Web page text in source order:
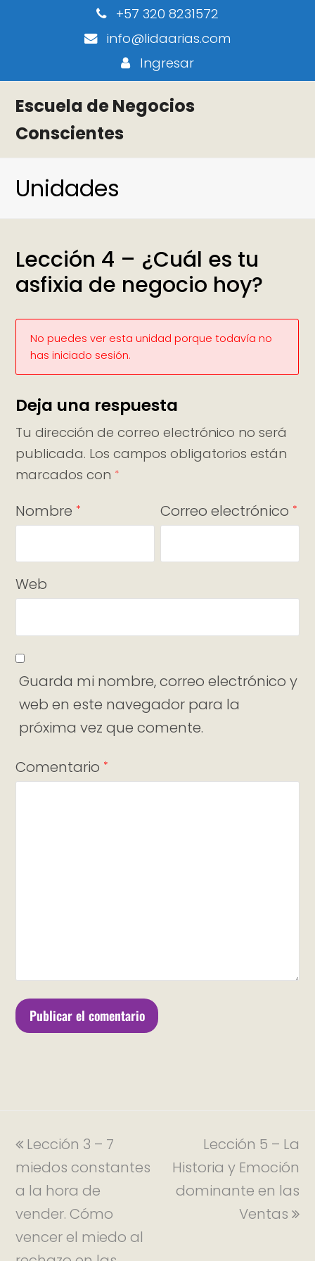
+57 320 8231572
info@lidaarias.com
Ingresar
Escuela de Negocios
Conscientes
Unidades
Lección 4 – ¿Cuál es tu
asfixia de negocio hoy?
No puedes ver esta unidad porque todavía no
has iniciado sesión.
Deja una respuesta
Tu dirección de correo electrónico no será
publicada. Los campos obligatorios están
marcados con *
Nombre * Correo electrónico *
Web
Guarda mi nombre, correo electrónico y
web en este navegador para la
próxima vez que comente.
Comentario *
Lección 3 – 7
miedos constantes
a la hora de
vender. Cómo
vencer el miedo al
Lección 5 – La
Historia y Emoción
dominante en las
Ventas